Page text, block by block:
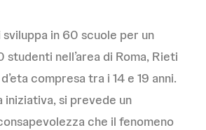
sviluppa in 60 scuole per un
nell’area di Roma, Rieti
compresa tra i 14 e 19 anni.
iniziativa, si prevede un
che il fenomeno